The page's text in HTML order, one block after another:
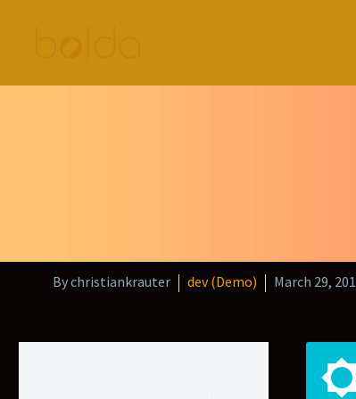
By christiankrauter dev (Demo) March 29,